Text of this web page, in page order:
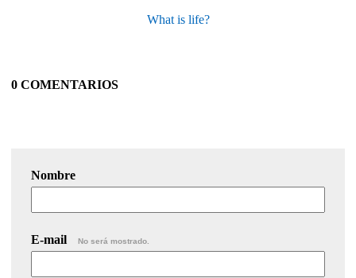
What is life?
0 COMENTARIOS
Nombre
E-mail No será mostrado.